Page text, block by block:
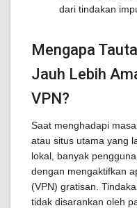
dari tindakan
Mengapa
Jauh Lebih
VPN?
Saat menghadapi
atau situs utama yang
lokal, banyak
dengan mengaktifkan
(VPN) gratisan.
tidak disarankan oleh